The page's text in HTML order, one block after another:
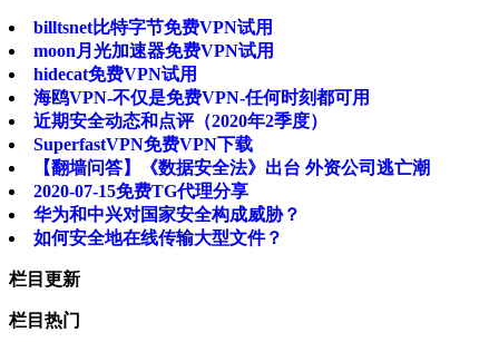
billtsnet比特字节免费VPN试用
moon月光加速器免费VPN试用
hidecat免费VPN试用
海鸥VPN-不仅是免费VPN-任何时刻都可用
近期安全动态和点评（2020年2季度）
SuperfastVPN免费VPN下载
【翻墙问答】《数据安全法》出台 外资公司逃亡潮
2020-07-15免费TG代理分享
华为和中兴对国家安全构成威胁？
如何安全地在线传输大型文件？
栏目更新
栏目热门